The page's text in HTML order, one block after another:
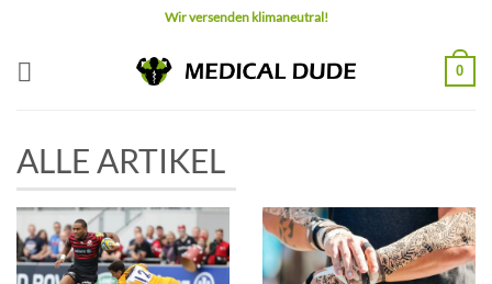
springen
Wir versenden klimaneutral!
0
ALLE ARTIKEL